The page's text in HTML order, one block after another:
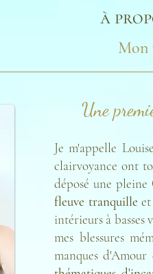
à
Mon
Une
Je m'appelle
clairvoyance ont
déposé une pleine
fleuve tranquille
intérieurs à
mes blessures
manques d'Amour